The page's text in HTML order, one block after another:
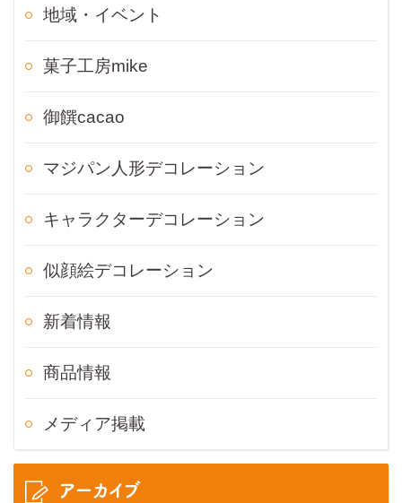
地域・イベント
菓子工房mike
御饌cacao
マジパン人形デコレーション
キャラクターデコレーション
似顔絵デコレーション
新着情報
商品情報
メディア掲載
アーカイブ